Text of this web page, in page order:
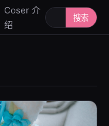
Coser 介
绍
搜索人物或写
搜索